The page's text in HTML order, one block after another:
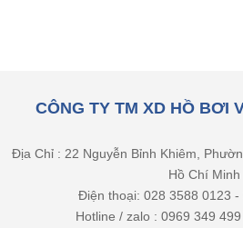
CÔNG TY TM XD HỒ BƠI
Địa Chỉ : 22 Nguyễn Bỉnh Khiêm,
Hồ Chí Minh
Điện thoại: 028 3588 0123 -
Hotline / zalo : 0969 349